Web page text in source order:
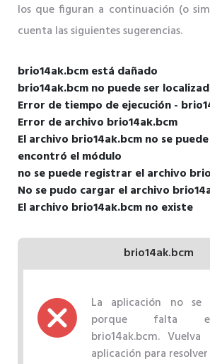
los que figuran a continuación (o
cuenta las siguientes sugerencias.
brio14ak.bcm está dañado
brio14ak.bcm no puede ser
Error de tiempo de ejecución -
Error de archivo brio14ak.bcm
El archivo brio14ak.bcm no se
encontró el módulo
no se puede registrar el archivo
No se pudo cargar el archivo
El archivo brio14ak.bcm no existe
brio14ak.bcm
La aplicación no se
porque falta
brio14ak.bcm.
aplicación para